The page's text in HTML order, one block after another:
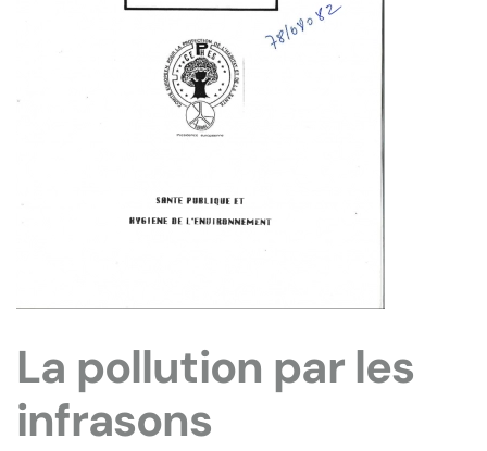
La pollution par les
infrasons